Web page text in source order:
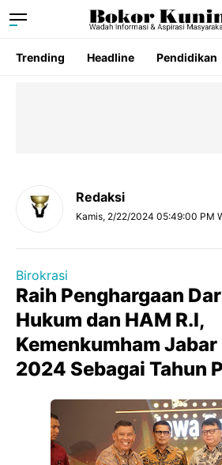
Trending Headline Pendidikan
Redaksi
Kamis, 2/22/2024 05:49:00 PM
Birokrasi
Raih Penghargaan
Hukum dan HAM R.I,
Kemenkumham
2024 Sebagai Tahun